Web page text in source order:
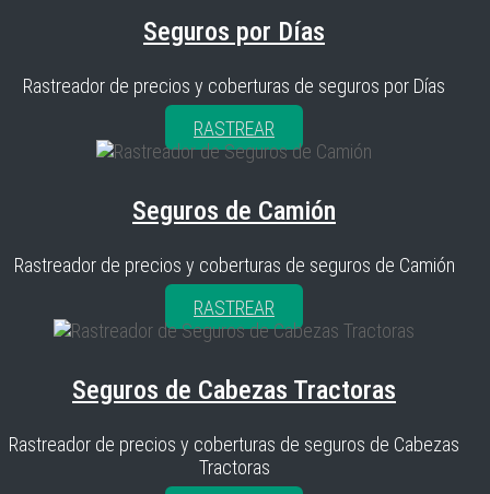
Seguros por Días
Rastreador de precios y coberturas de seguros por Días
RASTREAR
Seguros de Camión
Rastreador de precios y coberturas de seguros de Camión
RASTREAR
Seguros de Cabezas Tractoras
Rastreador de precios y coberturas de seguros de Cabezas
Tractoras